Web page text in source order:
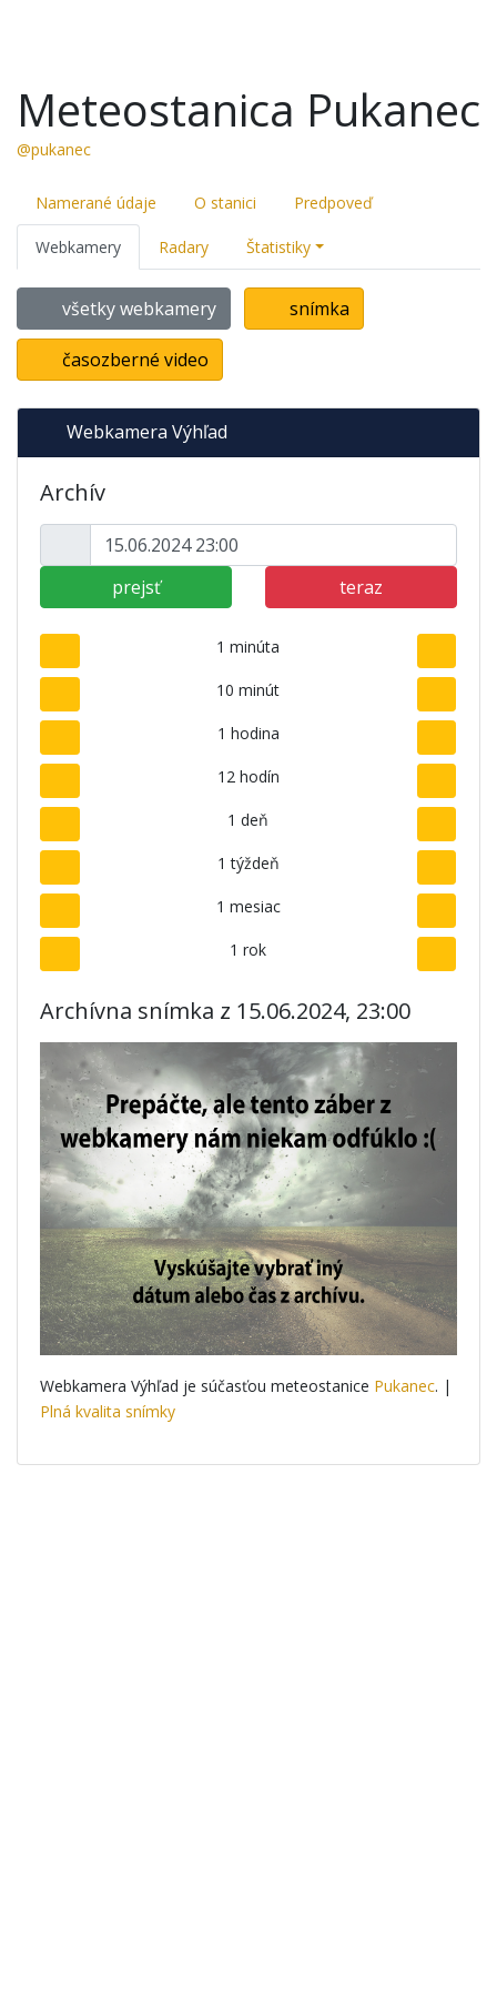
Meteostanica Pukanec
@pukanec
Namerané údaje O stanici Predpoveď
Webkamery Radary Štatistiky
všetky webkamery snímka
časozberné video
Webkamera Výhľad
Archív
prejsť teraz
1 minúta
10 minút
1 hodina
12 hodín
1 deň
1 týždeň
1 mesiac
1 rok
Archívna snímka z 15.06.2024, 23:00
Webkamera Výhľad je súčasťou meteostanice Pukanec. |
Plná kvalita snímky